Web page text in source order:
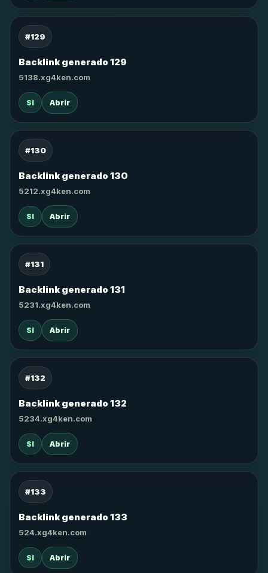
#129
Backlink generado 129
5138.xg4ken.com
SI Abrir
#130
Backlink generado 130
5212.xg4ken.com
SI Abrir
#131
Backlink generado 131
5231.xg4ken.com
SI Abrir
#132
Backlink generado 132
5234.xg4ken.com
SI Abrir
#133
Backlink generado 133
524.xg4ken.com
SI Abrir